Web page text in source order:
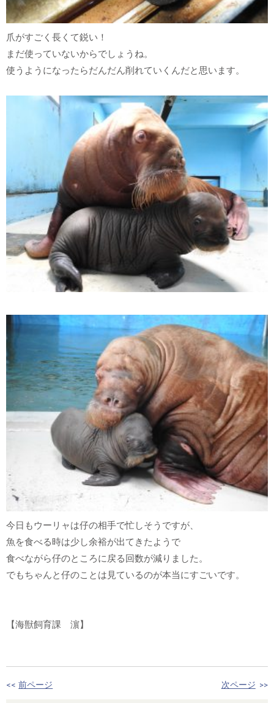
爪がすごく長くて鋭い！
まだ使っていないからでしょうね。
使うようになったらだんだん削れていくんだと思います。
今日もウーリャは仔の相手で忙しそうですが、
魚を食べる時は少し余裕が出てきたようで
食べながら仔のところに戻る回数が減りました。
でもちゃんと仔のことは見ているのが本当にすごいです。
【海獣飼育課 濵】
<< 前ページ 次ページ >>